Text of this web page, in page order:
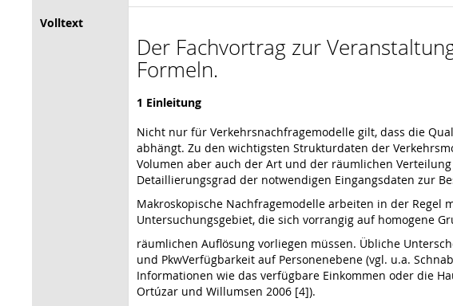
Volltext
Der Fachvortrag zur
Formeln.
1 Einleitung
Nicht nur für Verkehrsnachfragemodelle gilt, dass die
abhängt. Zu den wichtigsten Strukturdaten der
Volumen aber auch der Art und der räumlichen
Detaillierungsgrad der notwendigen Eingangsdaten zur
Makroskopische Nachfragemodelle arbeiten in der
Untersuchungsgebiet, die sich vorrangig auf homogene
räumlichen Auflösung vorliegen müssen. Übliche
und PkwVerfügbarkeit auf Personenebene (vgl. u.a.
Informationen wie das verfügbare Einkommen oder die
Ortúzar und Willumsen 2006 [4]).